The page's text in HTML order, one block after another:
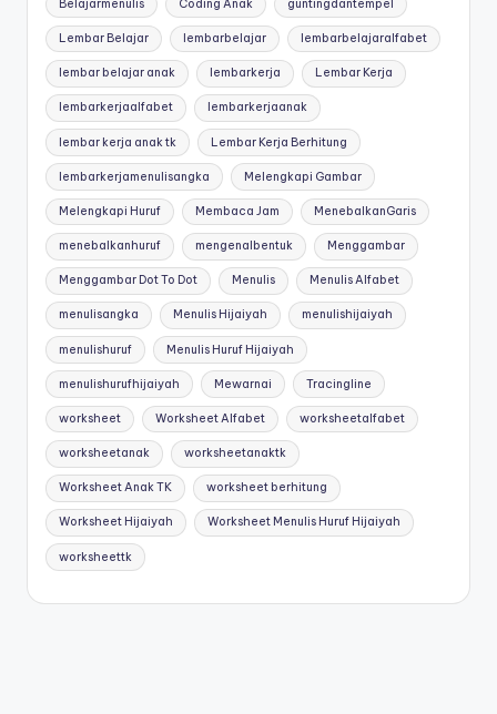
Belajarmenulis Coding Anak guntingdantempel
Lembar Belajar lembarbelajar lembarbelajaralfabet
lembar belajar anak lembarkerja Lembar Kerja
lembarkerjaalfabet lembarkerjaanak
lembar kerja anak tk Lembar Kerja Berhitung
lembarkerjamenulisangka Melengkapi Gambar
Melengkapi Huruf Membaca Jam MenebalkanGaris
menebalkanhuruf mengenalbentuk Menggambar
Menggambar Dot To Dot Menulis Menulis Alfabet
menulisangka Menulis Hijaiyah menulishijaiyah
menulishuruf Menulis Huruf Hijaiyah
menulishurufhijaiyah Mewarnai Tracingline
worksheet Worksheet Alfabet worksheetalfabet
worksheetanak worksheetanaktk
Worksheet Anak TK worksheet berhitung
Worksheet Hijaiyah Worksheet Menulis Huruf Hijaiyah
worksheettk